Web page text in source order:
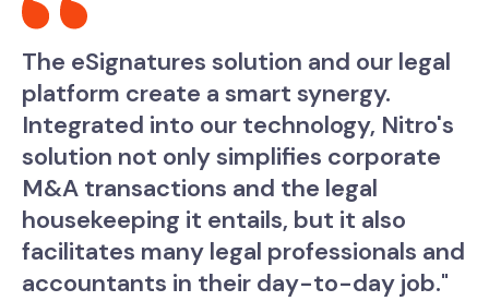
The eSignatures solution and our legal
platform create a smart synergy.
Integrated into our technology, Nitro's
solution not only simplifies corporate
M&A transactions and the legal
housekeeping it entails, but it also
facilitates many legal professionals and
accountants in their day-to-day job."